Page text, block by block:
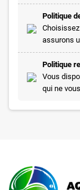
Politique
assurons
Politique
Vous
qui ne